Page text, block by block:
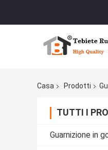
Casa Prodotti
TUTTI I
Guarnizione in